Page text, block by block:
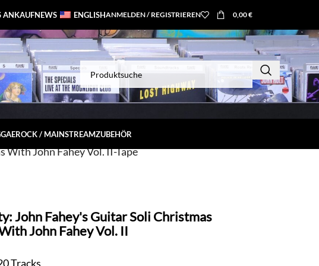
ANKAUFNEWS ENGLISHANMELDEN / REGISTRIEREN 0,00€
ROCK / MAINSTREAMZUBEHÖR
With John Fahey Vol. II-Tape
John Fahey's Guitar Soli Christmas
John Fahey Vol. II
Tracks